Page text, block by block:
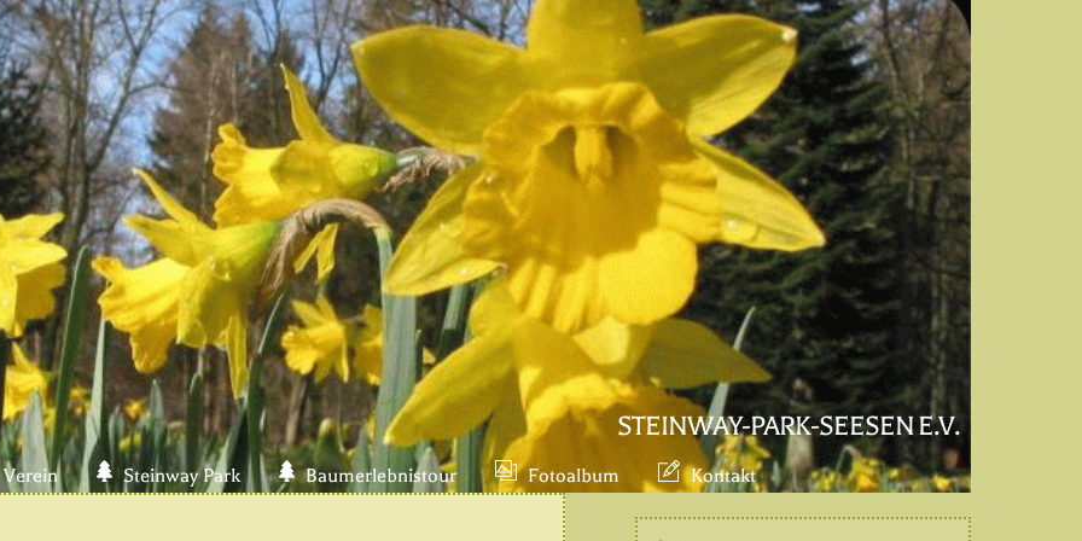
STEINWAY-PARK-SEESEN E.V.
Steinway Park Baumerlebnistour Fotoalbum Kontakt